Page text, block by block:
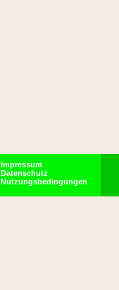
Impressum
Datenschutz
Nutzungsbedingungen